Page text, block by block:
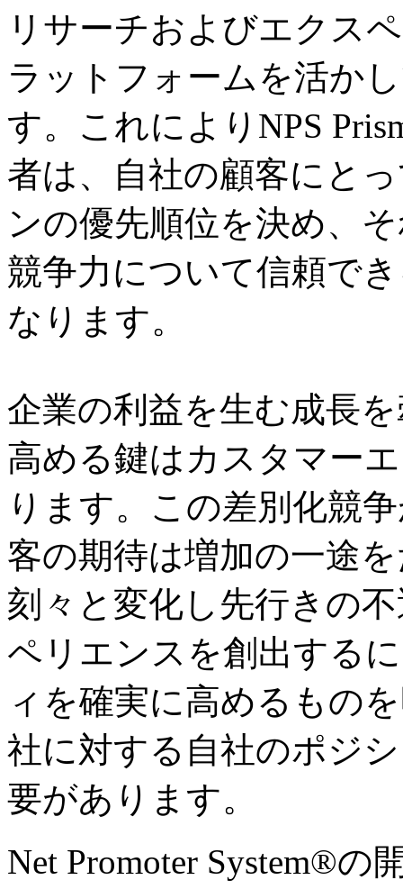
リサーチおよびエクス
ラットフォームを活か
す。これによりNPS
者は、自社の顧客にと
ンの優先順位を決め、
競争力について信頼で
なります。
企業の利益を生む成長
高める鍵はカスタマー
ります。この差別化競
客の期待は増加の一途
刻々と変化し先行きの
ペリエンスを創出する
ィを確実に高めるもの
社に対する自社のポジ
要があります。
Net Promoter System®